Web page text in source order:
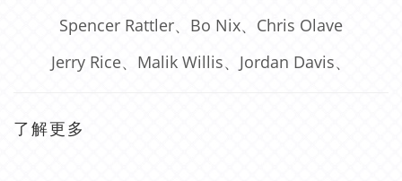
Spencer Rattler、Bo Nix、Chris Olave
Jerry Rice、Malik Willis、Jordan Davis、
了解更多